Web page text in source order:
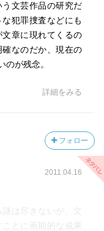
文芸作品の研究だ
犯罪捜査などにも
章に現れてくるの
なのだか、現在の
が残念。
詳細をみる
フォロー
2011.04.16
は尽きないが、文
とに画期的な成果